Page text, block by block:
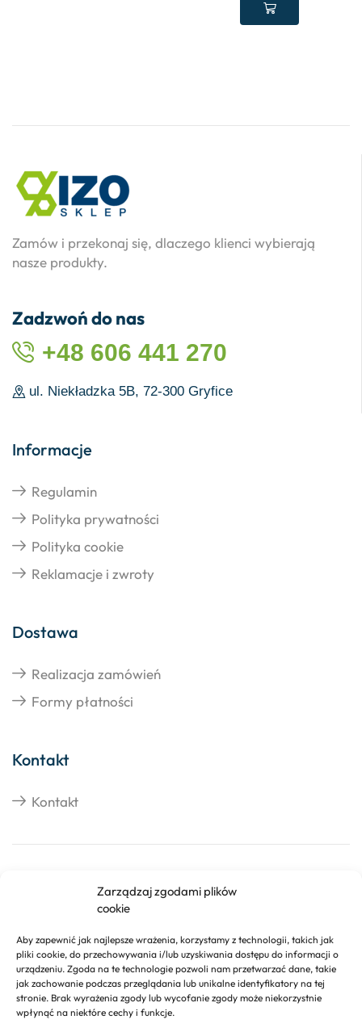
Zarządzaj zgodami plików
cookie
Aby zapewnić jak najlepsze wrażenia, korzystamy z technologii, takich jak
pliki cookie, do przechowywania i/lub uzyskiwania dostępu do informacji o
urządzeniu. Zgoda na te technologie pozwoli nam przetwarzać dane, takie
jak zachowanie podczas przeglądania lub unikalne identyfikatory na tej
stronie. Brak wyrażenia zgody lub wycofanie zgody może niekorzystnie
wpłynąć na niektóre cechy i funkcje.
Zamów i przekonaj się, dlaczego klienci wybierają
nasze produkty.
Zadzwoń do nas
+48 606 441 270
ul. Niekładzka 5B, 72-300 Gryfice
Informacje
Regulamin
Polityka prywatności
Polityka cookie
Reklamacje i zwroty
Dostawa
Realizacja zamówień
Formy płatności
Kontakt
Kontakt